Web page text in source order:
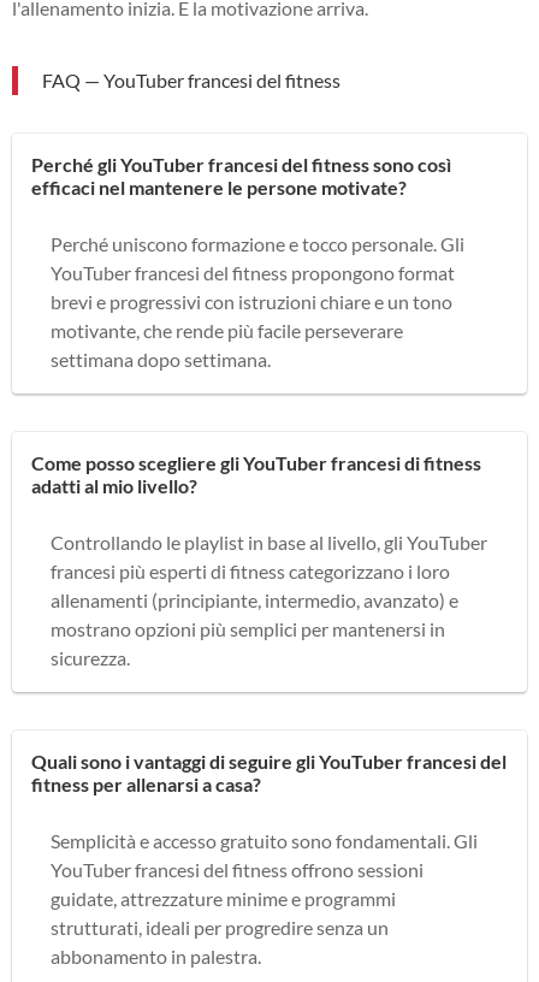
l'allenamento inizia. E la motivazione arriva.
FAQ — YouTuber francesi del fitness
Perché gli YouTuber francesi del fitness sono così
efficaci nel mantenere le persone motivate?
Perché uniscono formazione e tocco personale. Gli
YouTuber francesi del fitness propongono format
brevi e progressivi con istruzioni chiare e un tono
motivante, che rende più facile perseverare
settimana dopo settimana.
Come posso scegliere gli YouTuber francesi di fitness
adatti al mio livello?
Controllando le playlist in base al livello, gli YouTuber
francesi più esperti di fitness categorizzano i loro
allenamenti (principiante, intermedio, avanzato) e
mostrano opzioni più semplici per mantenersi in
sicurezza.
Quali sono i vantaggi di seguire gli YouTuber francesi del
fitness per allenarsi a casa?
Semplicità e accesso gratuito sono fondamentali. Gli
YouTuber francesi del fitness offrono sessioni
guidate, attrezzature minime e programmi
strutturati, ideali per progredire senza un
abbonamento in palestra.